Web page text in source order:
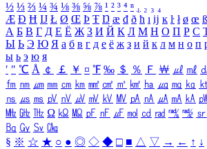
½ ⅓ ⅔ ¼ ¾ ⅛ ⅜ ⅝ ⅞ ¹ ² ³ ⁴ ⁿ ₁ ₂ ₃ ₄
Æ Ð Ħ Ĳ Ł Ø Œ Þ Ŧ Ŋ æ đ ð ħ ı ĳ ĸ ŀ ł ø œ ß
А Б В Г Д Е Ё Ж З И Й К Л М Н О П Р С
Ы Ь Э Ю Я а б в г д е ё ж з и й к л м н о п
ы ь э ю я
′ ″ ℃ Å ￠ ￡ ￥ ¤ ℉ ‰ ＄ ％ Ｆ ￦ ㎕ ㎖
㎙ ㎚ ㎛ ㎜ ㎝ ㎞ ㎟ ㎠ ㎡ ㎢ ㏊ ㎍ ㎎ ㎏
㎱ ㎲ ㎳ ㎴ ㎵ ㎶ ㎷ ㎸ ㎹ ㎀ ㎁ ㎂ ㎃ ㎄
㎒ ㎓ ㎔ Ω ㏀ ㏁ ㎊ ㎋ ㎌ ㏖ ㏅ ㎭ ㎮ ㎯ ㏛
㏃ ㏉ ㏜ ㏆
§ ※ ☆ ★ ○ ● ◎ ◇ ◆ □ ■ △ ▽ → ← ↑ ↓